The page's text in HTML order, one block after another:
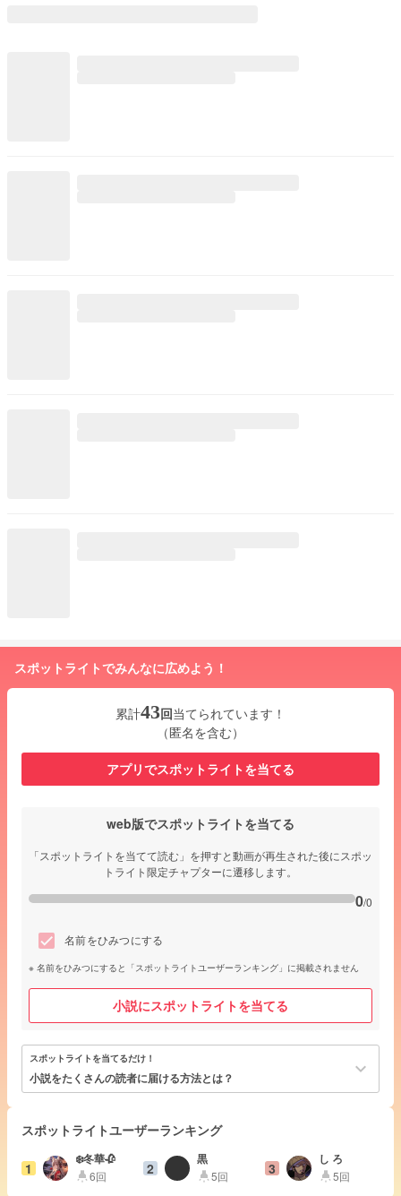
スポットライトでみんなに広めよう！
累計43回当てられています！
（匿名を含む）
アプリでスポットライトを当てる
web版でスポットライトを当てる
「スポットライトを当てて読む」を押すと動画が再生された後にスポッ
トライト限定チャプターに遷移します。
0/0
名前をひみつにする
名前をひみつにすると「スポットライトユーザーランキング」に掲載されません
小説にスポットライトを当てる
スポットライトを当てるだけ！
小説をたくさんの読者に届ける方法とは？ keyboard_arrow_down
スポットライトユーザーランキング
1
❄️冬華🥀
highlight6回 2
黒
highlight5回 3
し ろ
highlight5回